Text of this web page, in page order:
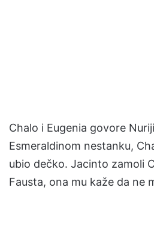
Chalo i Eugenia govore
Esmeraldinom nestanku,
ubio dečko. Jacinto zamoli
Fausta, ona mu kaže da ne